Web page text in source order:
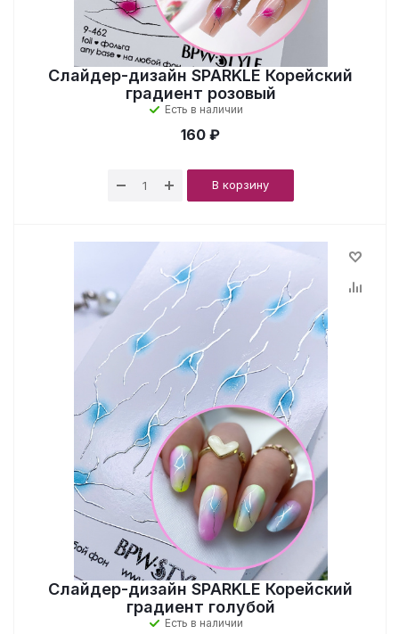
Слайдер-дизайн SPARKLE Корейский
градиент розовый
Есть в наличии
160 ₽
В корзину
Слайдер-дизайн SPARKLE Корейский
градиент голубой
Есть в наличии